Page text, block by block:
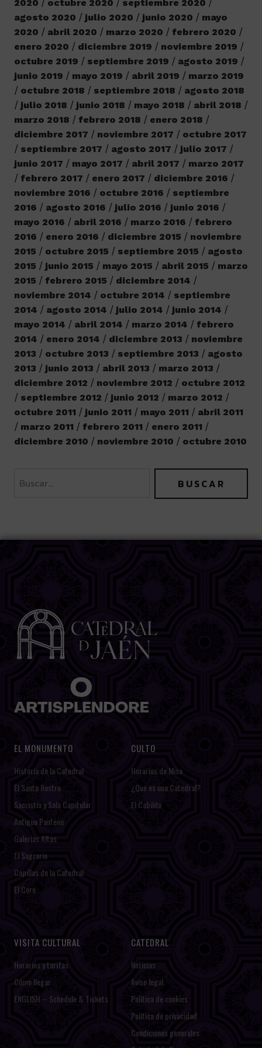
2020
octubre 2020
septiembre 2020
agosto 2020
julio 2020 junio 2020
mayo
2020
abril 2020 marzo 2020
febrero 2020
enero 2020
diciembre 2019
noviembre 2019
octubre 2019
septiembre 2019
agosto 2019
junio 2019
mayo 2019 abril 2019
marzo 2019
octubre 2018
septiembre 2018
agosto 2018
julio 2018
junio 2018 mayo 2018
abril 2018
marzo 2018
febrero 2018
enero 2018
diciembre 2017
noviembre 2017
octubre 2017
septiembre 2017
agosto 2017
julio 2017
junio 2017
mayo 2017 abril 2017
marzo 2017
febrero 2017
enero 2017
diciembre 2016
noviembre 2016
octubre 2016
septiembre
2016
agosto 2016 julio 2016
junio 2016
mayo 2016
abril 2016 marzo 2016
febrero
2016
enero 2016 diciembre 2015
noviembre
2015
octubre 2015 septiembre 2015
agosto
2015
junio 2015 mayo 2015 abril 2015
marzo
2015
febrero 2015
diciembre 2014
noviembre 2014
octubre 2014
septiembre
2014
agosto 2014 julio 2014
junio 2014
mayo 2014
abril 2014 marzo 2014
febrero
2014
enero 2014 diciembre 2013
noviembre
2013
octubre 2013 septiembre 2013
agosto
2013
junio 2013 abril 2013
marzo 2013
diciembre 2012
noviembre 2012
octubre 2012
septiembre 2012
junio 2012
marzo 2012
octubre 2011
junio 2011 mayo 2011
abril 2011
marzo 2011
febrero 2011
enero 2011
diciembre 2010
noviembre 2010 octubre 2010
EL MONUMENTO
Historia de la Catedral
El Santo Rostro
Sacristía y Sala Capitular
Antiguo Panteón
Galerías Altas
El Sagrario
Capillas de la Catedral
El Coro
CULTO
Horarios de Misa
¿Qué es una Catedral?
El Cabildo
VISITA CULTURAL
Horarios y tarifas
Cómo llegar
ENGLISH – Schedule & Tickets
CATEDRAL
Noticias
Aviso legal
Política de cookies
Política de privacidad
Condiciones generales